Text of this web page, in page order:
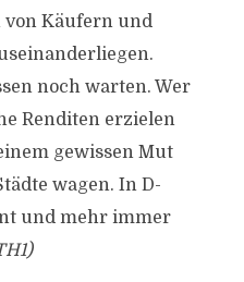
Käufern und
noch warten. Wer
Renditen erzielen
gewissen Mut
wagen. In D-
und mehr immer